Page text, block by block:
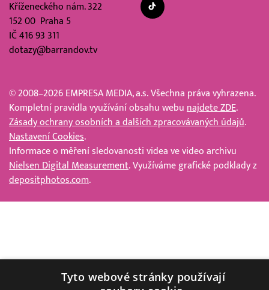
Kříženeckého nám. 322
152 00 Praha 5
IČ 416 93 311
dotazy@barrandov.tv
© 2008–2026 EMPRESA MEDIA, a.s. Všechna práva vyhrazena.
Kompletní pravidla využívání obsahu webu najdete ZDE.
Zásady ochrany osobních a dalších zpracovávaných údajů.
Nastavení Cookies.
Informace o měření sledovanosti videa ve video archivu
Nielsen Digital Measurement. Využíváme grafické podklady z
depositphotos.com.
Tyto webové stránky používají